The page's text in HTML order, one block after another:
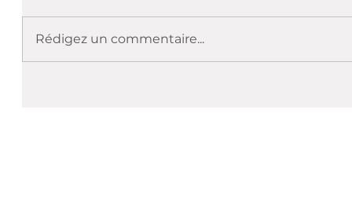
Rédigez un commentaire...